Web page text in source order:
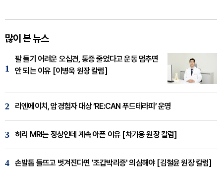
많이 본 뉴스
1
팔 들기 어려운 오십견, 통증 줄었다고 운동 멈추면
안 되는 이유 [이병욱 원장 칼럼]
2 리엔에이치, 암경험자 대상 ‘RE:CAN 푸드테라피’ 운영
3 허리 MRI는 정상인데 계속 아픈 이유 [차기용 원장 칼럼]
4 손발톱 들뜨고 벗겨진다면 '조갑박리증' 의심해야 [김철윤 원장 칼럼]